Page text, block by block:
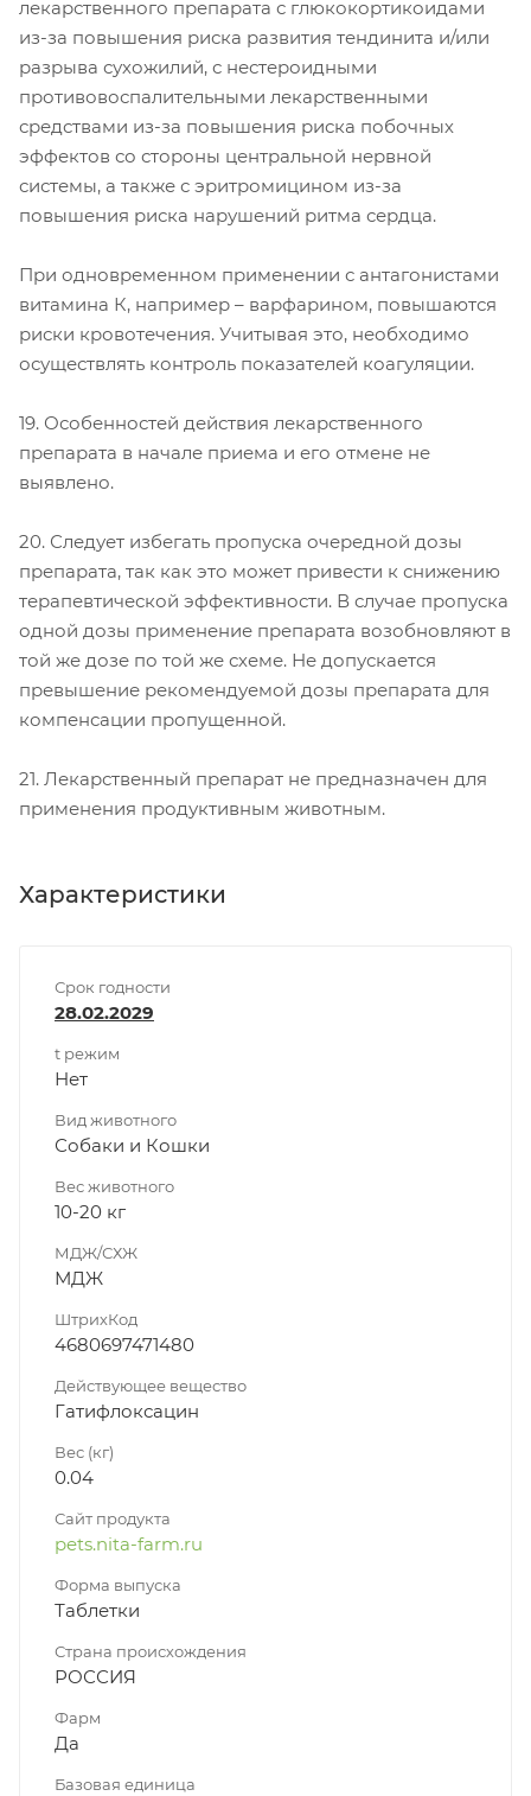
лекарственного препарата с глюкокортикоидами
из-за повышения риска развития тендинита и/или
разрыва сухожилий, с нестероидными
противовоспалительными лекарственными
средствами из-за повышения риска побочных
эффектов со стороны центральной нервной
системы, а также с эритромицином из-за
повышения риска нарушений ритма сердца.
При одновременном применении с антагонистами
витамина К, например – варфарином, повышаются
риски кровотечения. Учитывая это, необходимо
осуществлять контроль показателей коагуляции.
19. Особенностей действия лекарственного
препарата в начале приема и его отмене не
выявлено.
20. Следует избегать пропуска очередной дозы
препарата, так как это может привести к снижению
терапевтической эффективности. В случае пропуска
одной дозы применение препарата возобновляют в
той же дозе по той же схеме. Не допускается
превышение рекомендуемой дозы препарата для
компенсации пропущенной.
21. Лекарственный препарат не предназначен для
применения продуктивным животным.
Характеристики
Срок годности
28.02.2029
t режим
Нет
Вид животного
Собаки и Кошки
Вес животного
10-20 кг
МДЖ/СХЖ
МДЖ
ШтрихКод
4680697471480
Действующее вещество
Гатифлоксацин
Вес (кг)
0.04
Сайт продукта
pets.nita-farm.ru
Форма выпуска
Таблетки
Страна происхождения
РОССИЯ
Фарм
Да
Базовая единица